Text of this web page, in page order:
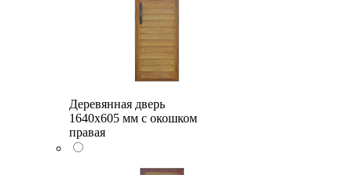
Деревянная дверь
1640x605 мм с окошком
правая